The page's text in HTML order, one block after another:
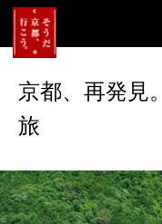
京都、再発⾒
旅